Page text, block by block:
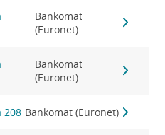
Bankomat
(Euronet)
Bankomat
(Euronet)
208 Bankomat (Euronet)